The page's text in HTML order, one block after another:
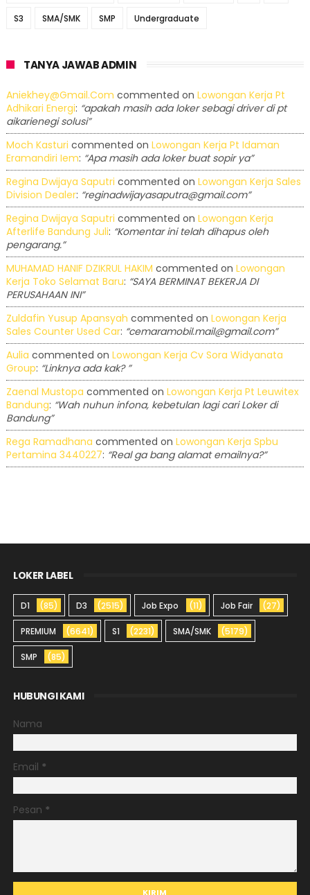
S3 SMA/SMK SMP Undergraduate
TANYA JAWAB ADMIN
Aniekhey@gmail.com commented on Lowongan Kerja Pt
Adhikari Energi: “apakah masih ada loker sebagi driver di pt
aikarienegi solusi”
Moch Kasturi commented on Lowongan Kerja Pt Idaman
Eramandiri Iem: “Apa masih ada loker buat sopir ya”
Regina Dwijaya Saputri commented on Lowongan Kerja Sales
Division Dealer: “reginadwijayasaputra@gmail.com”
Regina Dwijaya Saputri commented on Lowongan Kerja
Afterlife Bandung Juli: “Komentar ini telah dihapus oleh
pengarang.”
MUHAMAD HANIF DZIKRUL HAKIM commented on Lowongan
Kerja Toko Selamat Baru: “SAYA BERMINAT BEKERJA DI
PERUSAHAAN INI”
Zuldafin Yusup Apansyah commented on Lowongan Kerja
Sales Counter Used Car: “cemaramobil.mail@gmail.com”
Aulia commented on Lowongan Kerja Cv Sora Widyanata
Group: “Linknya ada kak? ”
Zaenal Mustopa commented on Lowongan Kerja Pt Leuwitex
Bandung: “Wah nuhun infona, kebetulan lagi cari Loker di
Bandung”
Rega Ramadhana commented on Lowongan Kerja Spbu
Pertamina 3440227: “Real ga bang alamat emailnya?”
LOKER LABEL
D1 (85) D3 (2515) Job Expo (11) Job Fair (27)
PREMIUM (6641) S1 (2231) SMA/SMK (5179)
SMP (85)
HUBUNGI KAMI
Nama
Email *
Pesan *